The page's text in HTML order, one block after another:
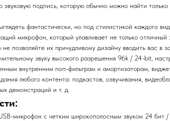
звуковую подпись, которую обычно можно найти
фантастически, но под стилистикой каждого
микрофон, который улавливает не только отличный
позволяйте их причудливому дизайну вводить вас в
звуку высокого разрешения 96k / 24-bit,
внутренним поп-фильтрам и амортизаторам,
любого контента: подкастов, озвучивания,
демонстраций и т. д.
микрофон с четким широкополосным звуком 24 бит /